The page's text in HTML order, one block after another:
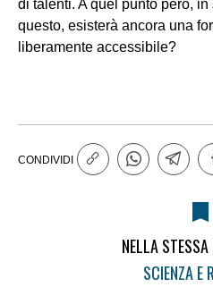
di talenti. A quel punto però,
questo, esisterà ancora una
liberamente accessibile?
CONDIVIDI
NELLA
SCIENZA E